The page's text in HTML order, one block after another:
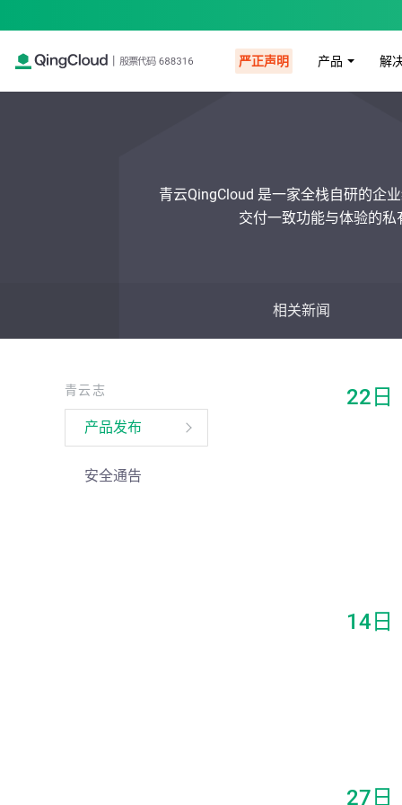
严正声明 产品 解
青云QingCloud 是一家全栈自研的企
交付一致功能与体验的
相关新闻
青云志
产品发布
安全通告
22日
14日
27日